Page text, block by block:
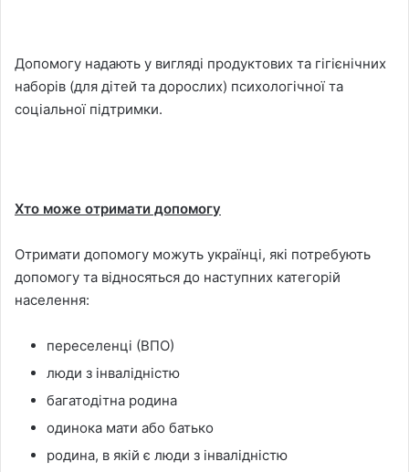
Допомогу надають у вигляді продуктових та гігієнічних
наборів (для дітей та дорослих) психологічної та
соціальної підтримки.
Хто може отримати допомогу
Отримати допомогу можуть українці, які потребують
допомогу та відносяться до наступних категорій
населення:
переселенці (ВПО)
люди з інвалідністю
багатодітна родина
одинока мати або батько
родина, в якій є люди з інвалідністю